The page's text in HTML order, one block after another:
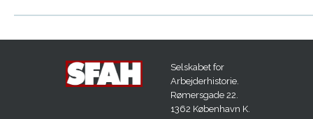
Selskabet for
Arbejderhistorie.
Rømersgade 22.
1362 København K.